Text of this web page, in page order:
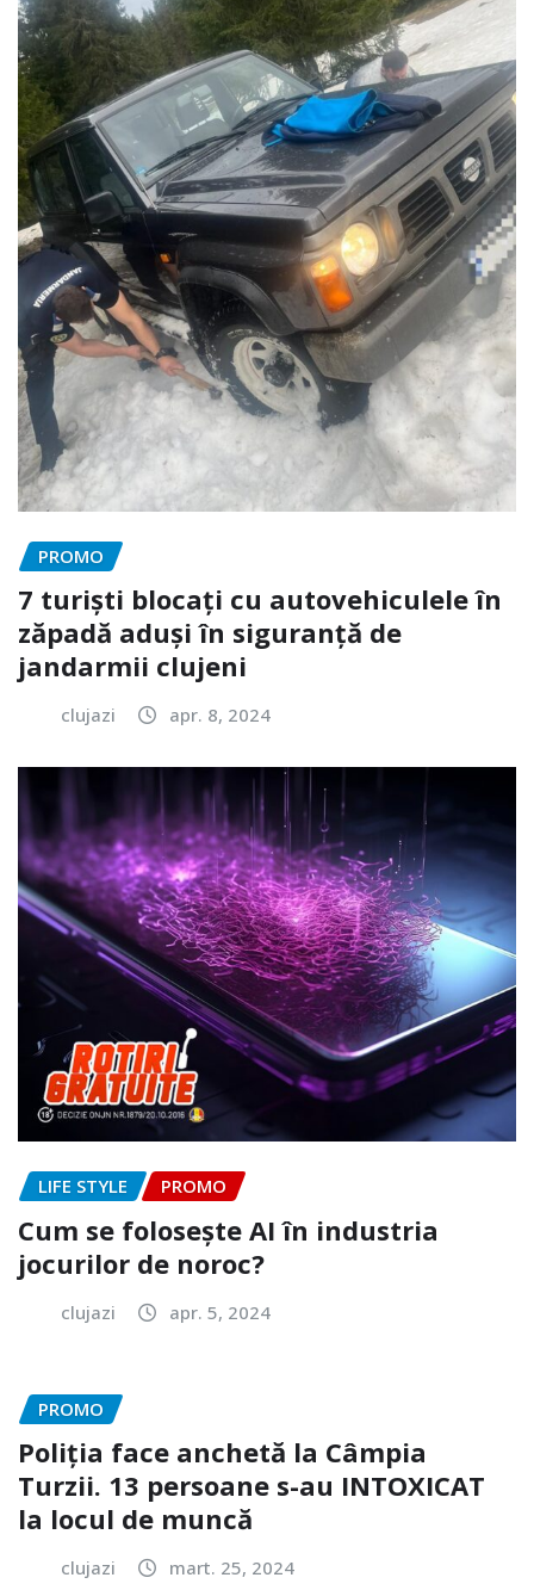
PROMO
7 turiști blocați cu autovehiculele în
zăpadă aduși în siguranță de
jandarmii clujeni
clujazi apr. 8, 2024
LIFE STYLE PROMO
Cum se folosește AI în industria
jocurilor de noroc?
clujazi apr. 5, 2024
PROMO
Poliția face anchetă la Câmpia
Turzii. 13 persoane s-au INTOXICAT
la locul de muncă
clujazi mart. 25, 2024